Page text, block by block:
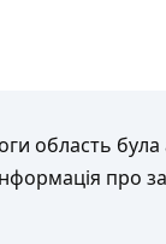
область
про